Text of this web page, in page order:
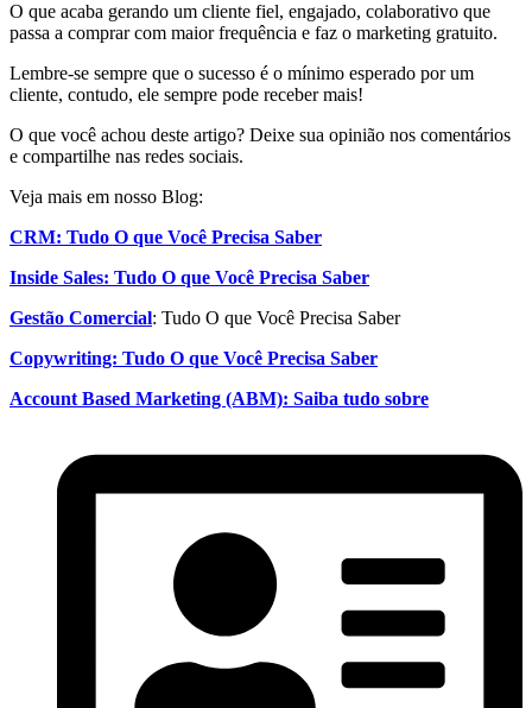
O que acaba gerando um cliente fiel, engajado, colaborativo que
passa a comprar com maior frequência e faz o marketing gratuito.
Lembre-se sempre que o sucesso é o mínimo esperado por um
cliente, contudo, ele sempre pode receber mais!
O que você achou deste artigo? Deixe sua opinião nos comentários
e compartilhe nas redes sociais.
Veja mais em nosso Blog:
CRM: Tudo O que Você Precisa Saber
Inside Sales: Tudo O que Você Precisa Saber
Gestão Comercial: Tudo O que Você Precisa Saber
Copywriting: Tudo O que Você Precisa Saber
Account Based Marketing (ABM): Saiba tudo sobre